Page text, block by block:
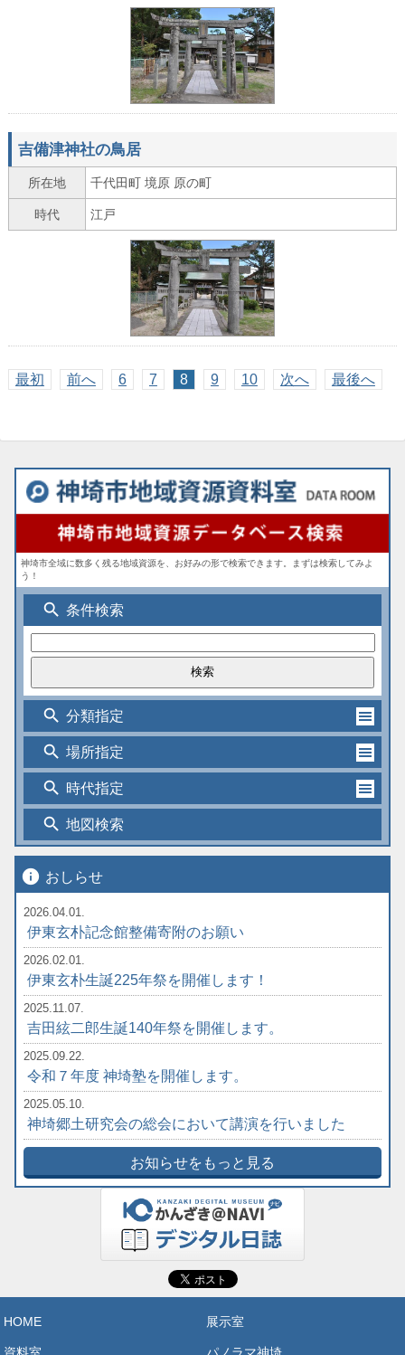
吉備津神社の鳥居
所在地 千代田町 境原 原の町
時代 江戸
最初 前へ 6 7 8 9 10 次へ 最後へ
神埼市全域に数多く残る地域資源を、お好みの形で検索できます。まずは検索してみよ
う！
search 条件検索
search 分類指定
search 場所指定
search 時代指定
search 地図検索
info おしらせ
2026.04.01.
伊東玄朴記念館整備寄附のお願い
2026.02.01.
伊東玄朴生誕225年祭を開催します！
2025.11.07.
吉田絃二郎生誕140年祭を開催します。
2025.09.22.
令和７年度 神埼塾を開催します。
2025.05.10.
神埼郷土研究会の総会において講演を行いました
お知らせをもっと見る
HOME 展示室